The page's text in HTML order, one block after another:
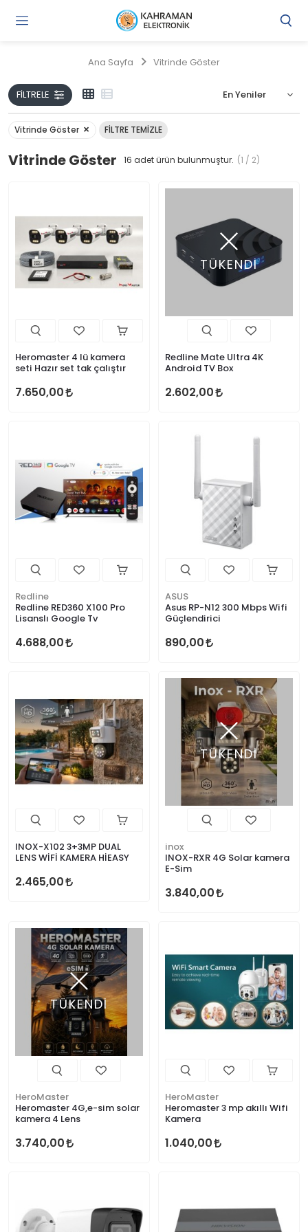
Ana Sayfa Vitrinde Göster
FILTRELE
Vitrinde Göster FILTRE TEMIZLE
Vitrinde Göster 16 adet ürün bulunmuştur. (1 / 2)
Heromaster 4 lü kamera
seti Hazır set tak çalıştır
7.650,00
TÜKENDİ
Redline Mate Ultra 4K
Android TV Box
2.602,00
Redline
Redline RED360 X100 Pro
Lisanslı Google Tv
4.688,00
ASUS
Asus RP-N12 300 Mbps Wifi
Güçlendirici
890,00
INOX-X102 3+3MP DUAL
LENS WİFİ KAMERA HİEASY
2.465,00
TÜKENDİ
inox
INOX-RXR 4G Solar kamera
E-Sim
3.840,00
TÜKENDİ
HeroMaster
Heromaster 4G,e-sim solar
kamera 4 Lens
3.740,00
HeroMaster
Heromaster 3 mp akıllı Wifi
Kamera
1.040,00